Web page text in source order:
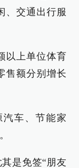
、交通出行服
以上单位体育
售额分别增长
车、节能家
是免签“朋友